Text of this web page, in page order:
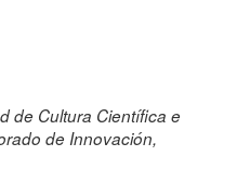
de Cultura Científica e
de Innovación,